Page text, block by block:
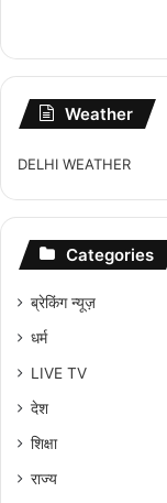
Weather
DELHI WEATHER
Categories
ब्रेकिंग न्यूज़
धर्म
LIVE TV
देश
शिक्षा
राज्य